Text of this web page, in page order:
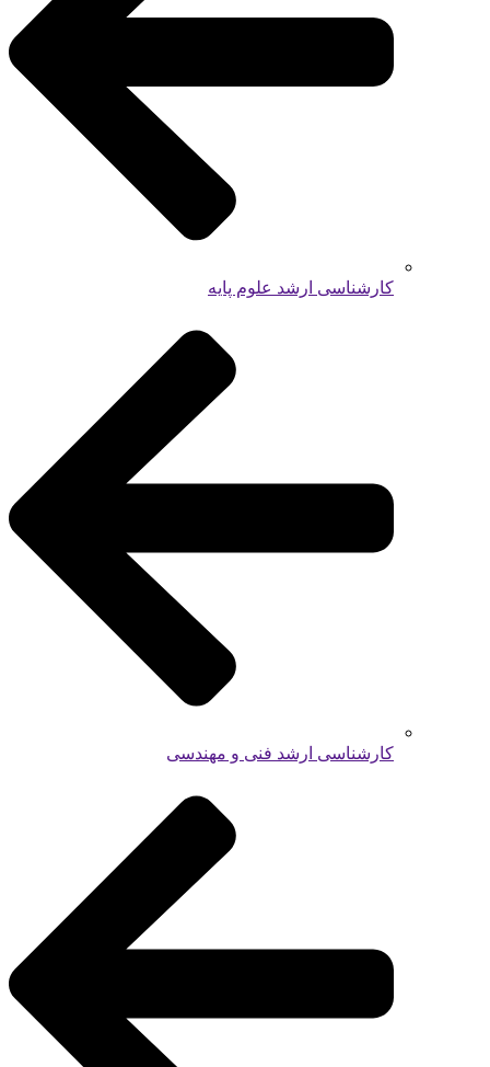
کارشناسی ارشد علوم پایه
کارشناسی ارشد فنی و مهندسی